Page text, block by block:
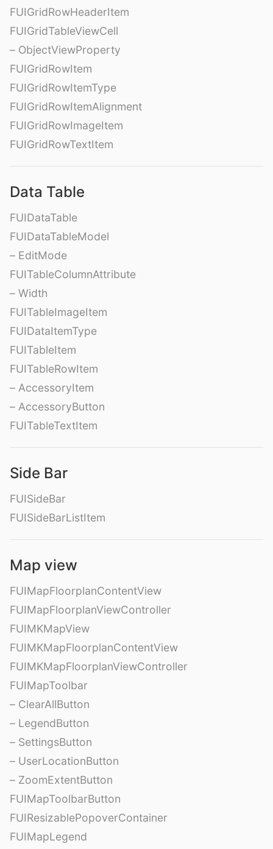
FUIGridRowHeaderItem
FUIGridTableViewCell
– ObjectViewProperty
FUIGridRowItem
FUIGridRowItemType
FUIGridRowItemAlignment
FUIGridRowImageItem
FUIGridRowTextItem
Data Table
FUIDataTable
FUIDataTableModel
– EditMode
FUITableColumnAttribute
– Width
FUITableImageItem
FUIDataItemType
FUITableItem
FUITableRowItem
– AccessoryItem
– AccessoryButton
FUITableTextItem
Side Bar
FUISideBar
FUISideBarListItem
Map view
FUIMapFloorplanContentView
FUIMapFloorplanViewController
FUIMKMapView
FUIMKMapFloorplanContentView
FUIMKMapFloorplanViewController
FUIMapToolbar
– ClearAllButton
– LegendButton
– SettingsButton
– UserLocationButton
– ZoomExtentButton
FUIMapToolbarButton
FUIResizablePopoverContainer
FUIMapLegend